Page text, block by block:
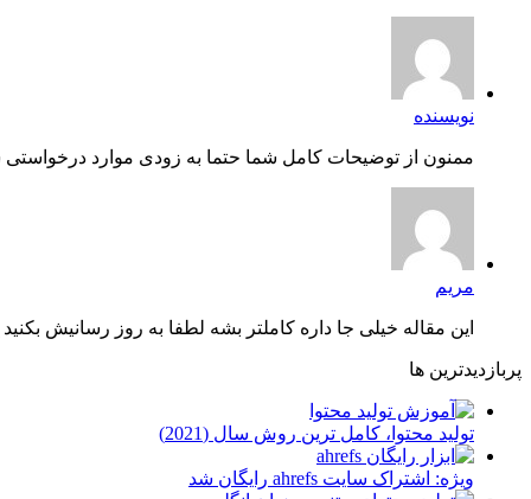
نویسنده
ممنون از توضیحات کامل شما حتما به زودی موارد درخواستی
مریم
این مقاله خیلی جا داره کاملتر بشه لطفا به روز رسانیش
پربازدیدترین ها
توليد محتوا، کامل ترین روش سال (2021)
ویژه: اشتراک سایت ahrefs رایگان شد